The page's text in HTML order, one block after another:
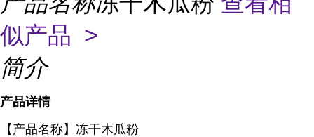
似产品 >
简介
产品详情
【产品名称】冻干木瓜粉